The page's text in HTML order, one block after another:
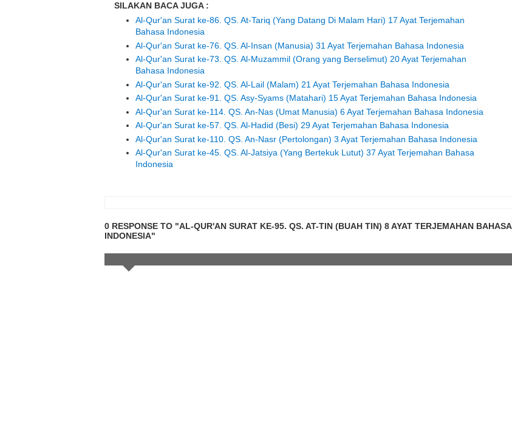
SILAKAN BACA JUGA :
Al-Qur'an Surat ke-86. QS. At-Tariq (Yang Datang Di Malam Hari) 17 Ayat Terjemahan
Bahasa Indonesia
Al-Qur'an Surat ke-76. QS. Al-Insan (Manusia) 31 Ayat Terjemahan Bahasa Indonesia
Al-Qur'an Surat ke-73. QS. Al-Muzammil (Orang yang Berselimut) 20 Ayat Terjemahan
Bahasa Indonesia
Al-Qur'an Surat ke-92. QS. Al-Lail (Malam) 21 Ayat Terjemahan Bahasa Indonesia
Al-Qur'an Surat ke-91. QS. Asy-Syams (Matahari) 15 Ayat Terjemahan Bahasa Indonesia
Al-Qur'an Surat ke-114. QS. An-Nas (Umat Manusia) 6 Ayat Terjemahan Bahasa Indonesia
Al-Qur'an Surat ke-57. QS. Al-Hadid (Besi) 29 Ayat Terjemahan Bahasa Indonesia
Al-Qur'an Surat ke-110. QS. An-Nasr (Pertolongan) 3 Ayat Terjemahan Bahasa Indonesia
Al-Qur'an Surat ke-45. QS. Al-Jatsiya (Yang Bertekuk Lutut) 37 Ayat Terjemahan Bahasa
Indonesia
0 RESPONSE TO "AL-QUR'AN SURAT KE-95. QS. AT-TIN (BUAH TIN) 8 AYAT TERJEMAHAN BAHASA
INDONESIA"